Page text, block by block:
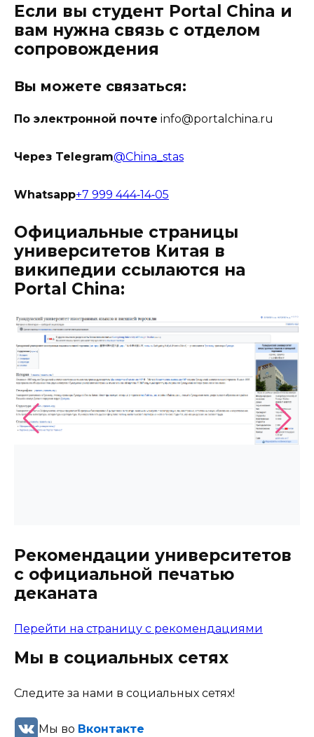
Если вы студент Portal China и
вам нужна связь с отделом
сопровождения
Вы можете связаться:
По электронной почте info@portalchina.ru
Через Telegram@China_stas
Whatsapp+7 999 444‑14‑05
Официальные страницы
университетов Китая в
википедии ссылаются на
Portal China:
Рекомендации университетов
с официальной печатью
деканата
Перейти на страницу с рекомендациями
Мы в социальных сетях
Следите за нами в социальных сетях!
Мы во Вконтакте